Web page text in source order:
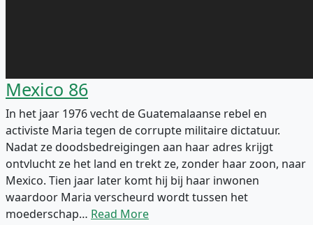
Mexico 86
In het jaar 1976 vecht de Guatemalaanse rebel en
activiste Maria tegen de corrupte militaire dictatuur.
Nadat ze doodsbedreigingen aan haar adres krijgt
ontvlucht ze het land en trekt ze, zonder haar zoon, naar
Mexico. Tien jaar later komt hij bij haar inwonen
waardoor Maria verscheurd wordt tussen het
moederschap… Read More